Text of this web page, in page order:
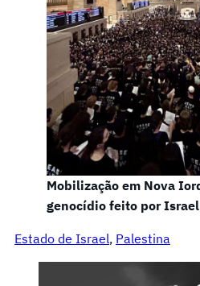
Mobilização em Nova
genocídio feito por
Estado de Israel, Palestina